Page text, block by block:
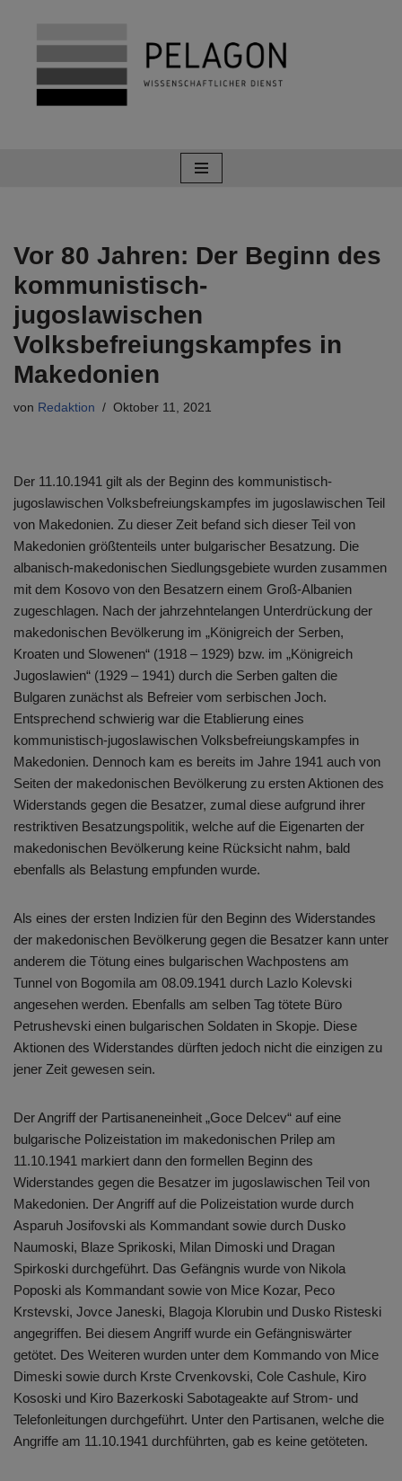
Zum
Inhalt
springen
Vor 80 Jahren: Der Beginn des
kommunistisch-
jugoslawischen
Volksbefreiungskampfes in
Makedonien
von Redaktion Oktober 11, 2021
Der 11.10.1941 gilt als der Beginn des kommunistisch-
jugoslawischen Volksbefreiungskampfes im jugoslawischen Teil
von Makedonien. Zu dieser Zeit befand sich dieser Teil von
Makedonien größtenteils unter bulgarischer Besatzung. Die
albanisch-makedonischen Siedlungsgebiete wurden zusammen
mit dem Kosovo von den Besatzern einem Groß-Albanien
zugeschlagen. Nach der jahrzehntelangen Unterdrückung der
makedonischen Bevölkerung im „Königreich der Serben,
Kroaten und Slowenen“ (1918 – 1929) bzw. im „Königreich
Jugoslawien“ (1929 – 1941) durch die Serben galten die
Bulgaren zunächst als Befreier vom serbischen Joch.
Entsprechend schwierig war die Etablierung eines
kommunistisch-jugoslawischen Volksbefreiungskampfes in
Makedonien. Dennoch kam es bereits im Jahre 1941 auch von
Seiten der makedonischen Bevölkerung zu ersten Aktionen des
Widerstands gegen die Besatzer, zumal diese aufgrund ihrer
restriktiven Besatzungspolitik, welche auf die Eigenarten der
makedonischen Bevölkerung keine Rücksicht nahm, bald
ebenfalls als Belastung empfunden wurde.
Als eines der ersten Indizien für den Beginn des Widerstandes
der makedonischen Bevölkerung gegen die Besatzer kann unter
anderem die Tötung eines bulgarischen Wachpostens am
Tunnel von Bogomila am 08.09.1941 durch Lazlo Kolevski
angesehen werden. Ebenfalls am selben Tag tötete Büro
Petrushevski einen bulgarischen Soldaten in Skopje. Diese
Aktionen des Widerstandes dürften jedoch nicht die einzigen zu
jener Zeit gewesen sein.
Der Angriff der Partisaneneinheit „Goce Delcev“ auf eine
bulgarische Polizeistation im makedonischen Prilep am
11.10.1941 markiert dann den formellen Beginn des
Widerstandes gegen die Besatzer im jugoslawischen Teil von
Makedonien. Der Angriff auf die Polizeistation wurde durch
Asparuh Josifovski als Kommandant sowie durch Dusko
Naumoski, Blaze Sprikoski, Milan Dimoski und Dragan
Spirkoski durchgeführt. Das Gefängnis wurde von Nikola
Poposki als Kommandant sowie von Mice Kozar, Peco
Krstevski, Jovce Janeski, Blagoja Klorubin und Dusko Risteski
angegriffen. Bei diesem Angriff wurde ein Gefängniswärter
getötet. Des Weiteren wurden unter dem Kommando von Mice
Dimeski sowie durch Krste Crvenkovski, Cole Cashule, Kiro
Kososki und Kiro Bazerkoski Sabotageakte auf Strom- und
Telefonleitungen durchgeführt. Unter den Partisanen, welche die
Angriffe am 11.10.1941 durchführten, gab es keine getöteten.